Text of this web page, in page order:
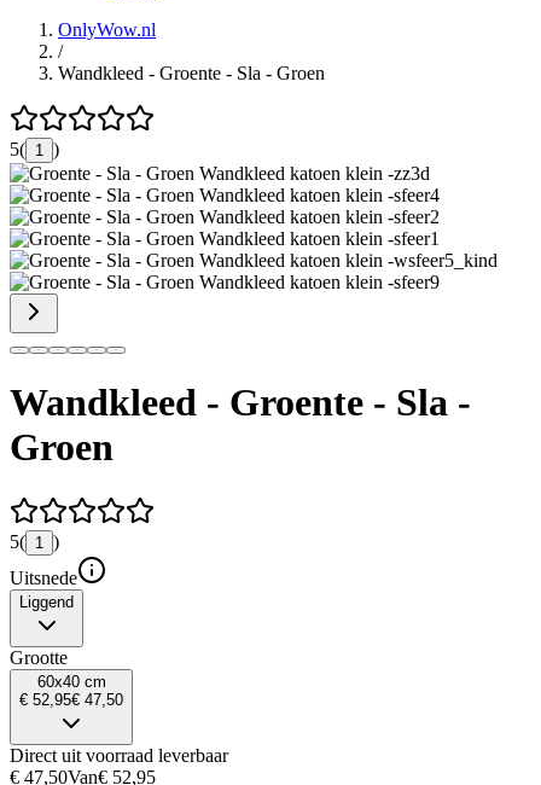
OnlyWow.nl
/
Wandkleed - Groente - Sla - Groen
5( 1 )
Wandkleed - Groente - Sla -
Groen
5( 1
)
Uitsnede
Liggend
Grootte
60x40 cm
€ 52,95€ 47,50
Direct uit voorraad leverbaar
€ 47,50Van€ 52,95